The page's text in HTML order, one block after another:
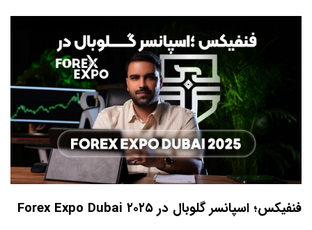
فنفیکس؛ اسپانسر گلوبال در Forex Expo Dubai ۲۰۲۵